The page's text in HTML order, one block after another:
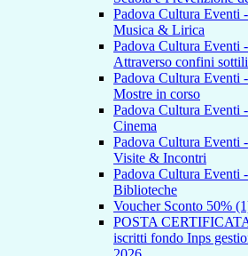
Padova Cultura Eventi
Musica & Lirica
Padova Cultura Eventi
Attraverso confini
Padova Cultura Eventi
Mostre in corso
Padova Cultura Eventi
Cinema
Padova Cultura Eventi
Visite & Incontri
Padova Cultura Eventi
Biblioteche
Voucher Sconto 50%
POSTA
iscritti fondo Inps